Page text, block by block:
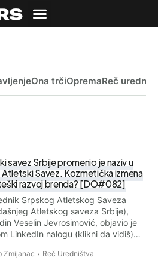
Ona trčiOpremaReč
savez Srbije promenio je naziv u
Atletski Savez. Kozmetička izmena
razvoj brenda? [DO#082]
Srpskog Atletskog Saveza
Atletskog saveza Srbije),
Veselin Jevrosimović, objavio je
LinkedIn nalogu (klikni da vidiš)…
Zmijanac Reč Uredništva